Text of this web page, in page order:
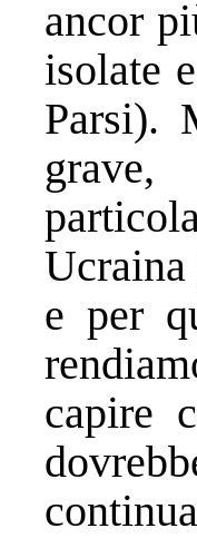
ancor
isolate
Parsi).
grave,
Ucraina
e per
capire